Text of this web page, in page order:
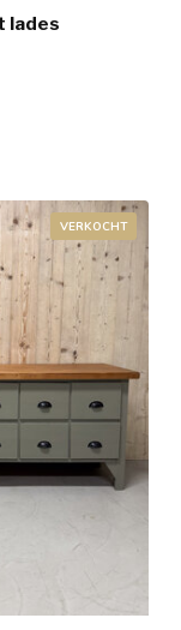
lades
VERKOCHT